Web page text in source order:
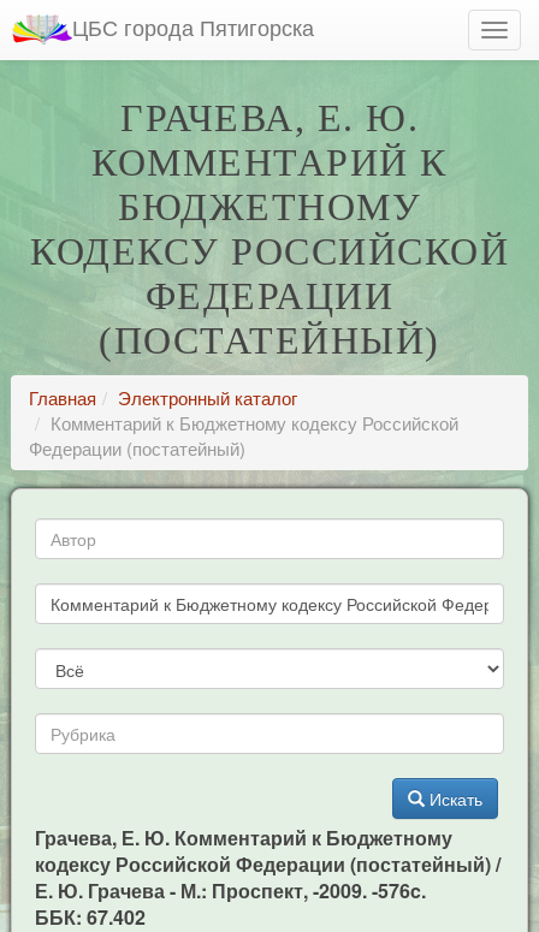
ЦБС города Пятигорска
ГРАЧЕВА, Е. Ю.
КОММЕНТАРИЙ К
БЮДЖЕТНОМУ
КОДЕКСУ РОССИЙСКОЙ
ФЕДЕРАЦИИ
(ПОСТАТЕЙНЫЙ)
Главная
Электронный каталог
Комментарий к Бюджетному кодексу Российской
Федерации (постатейный)
Искать
Грачева, Е. Ю. Комментарий к Бюджетному
кодексу Российской Федерации (постатейный) /
Е. Ю. Грачева - М.: Проспект, -2009. -576c.
ББК: 67.402